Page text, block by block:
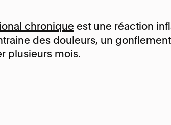
chronique est une réaction
des douleurs, un
plusieurs mois.